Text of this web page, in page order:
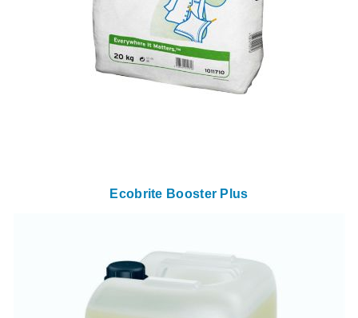
Ecobrite Booster Plus